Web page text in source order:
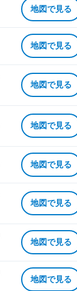
地図で見る
地図で見る
地図で見る
地図で見る
地図で見る
地図で見る
地図で見る
地図で見る